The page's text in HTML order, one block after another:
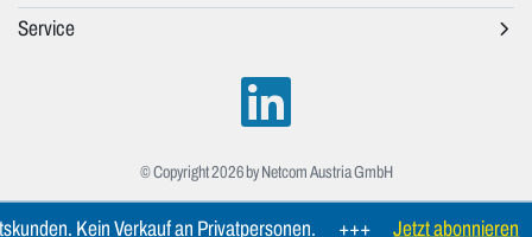
Service
© Copyright 2026 by Netcom Austria GmbH
Kein Verkauf an Privatpersonen. +++ Jetzt abonnieren